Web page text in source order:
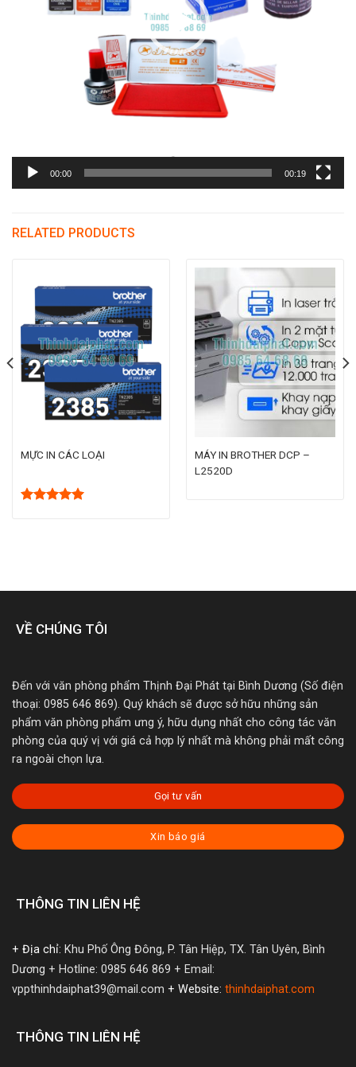
00:00 00:19
RELATED PRODUCTS
MỰC IN CÁC LOẠI
MÁY IN BROTHER DCP –
L2520D
VỀ CHÚNG TÔI
Đến với văn phòng phẩm Thịnh Đại Phát tại Bình Dương (Số điện
thoại: 0985 646 869). Quý khách sẽ được sở hữu những sản
phẩm văn phòng phẩm ưng ý, hữu dụng nhất cho công tác văn
phòng của quý vị với giá cả hợp lý nhất mà không phải mất công
ra ngoài chọn lựa.
Gọi tư vấn
Xin báo giá
THÔNG TIN LIÊN HỆ
+ Địa chỉ: Khu Phố Ông Đông, P. Tân Hiệp, TX. Tân Uyên, Bình
Dương + Hotline: 0985 646 869 + Email:
vppthinhdaiphat39@mail.com + Website: thinhdaiphat.com
THÔNG TIN LIÊN HỆ